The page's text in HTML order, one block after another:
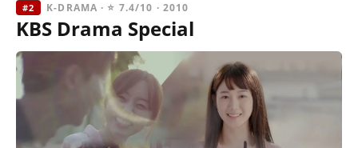
#2 K-DRAMA · ⭐ 7.4/10 · 2010
KBS Drama Special